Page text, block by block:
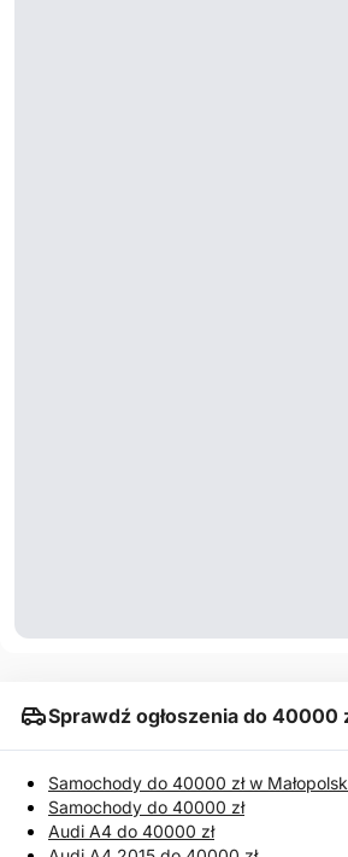
Sprawdź ogłoszenia do 40000
Samochody do 40000 zł w
Samochody do 40000 zł
Audi A4 do 40000 zł